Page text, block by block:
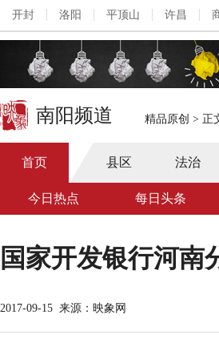
开封 洛阳 平顶山 许昌
南阳频道 精品原创 > 正
首页 县区 法治
今日热点 每日头条
国家开发银行河南
2017-09-15 来源：映象网